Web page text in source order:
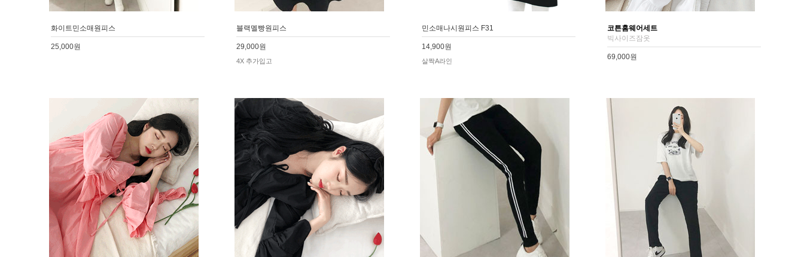
화이트민소매원피스
25,000원
블랙멜빵원피스
29,000원
4X 추가입고
민소매나시원피스 F31
14,900원
살짝A라인
코튼홈웨어세트
빅사이즈잠옷
69,000원